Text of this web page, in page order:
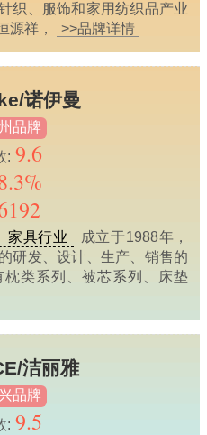
织、服饰和家用纺织品产业
源祥，
>>品牌详情
诺伊曼
品牌
: 9.6
家具行业
成立于1988年，
研发、设计、生产、销售的
类系列、被芯系列、床垫
洁丽雅
品牌
: 9.5